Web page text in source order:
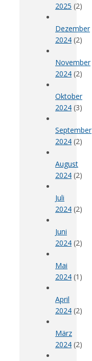
2025 (2)
Dezember
2024 (2)
November
2024 (2)
Oktober
2024 (3)
September
2024 (2)
August
2024 (2)
Juli
2024 (2)
Juni
2024 (2)
Mai
2024 (1)
April
2024 (2)
März
2024 (2)